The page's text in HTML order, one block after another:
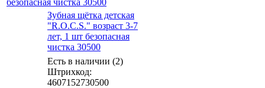
Зубная щётка детская
"R.O.C.S." возраст 3-7
лет, 1 шт безопасная
чистка 30500
Есть в наличии (2)
Штрихкод:
4607152730500